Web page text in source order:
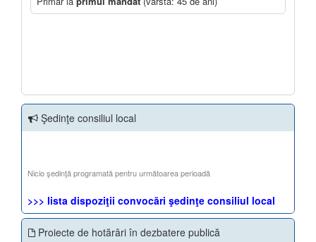
Şedinţe consiliul local
Nicio şedinţă programată pentru următoarea perioadă
>>> lista dispoziţii convocări şedinţe consiliul local
Proiecte de hotărâri în dezbatere publică